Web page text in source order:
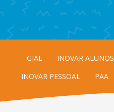
GIAE INOVAR ALUNOS
INOVAR PESSOAL
PAA